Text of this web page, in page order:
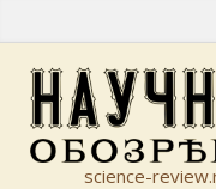
science-